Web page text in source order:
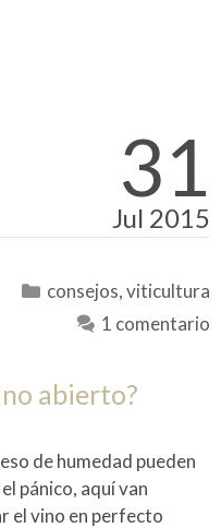
31
Jul 2015
Categorías
consejos,viticultura
1 comentario
abierto?
de humedad pueden
pánico, aquí van
el vino en perfecto